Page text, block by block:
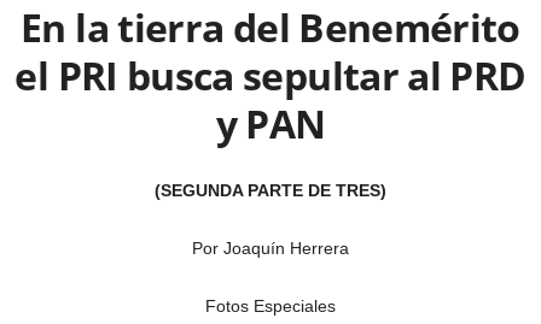
En la tierra del Benemérito
el PRI busca sepultar al PRD
y PAN
(SEGUNDA PARTE DE TRES)
Por Joaquín Herrera
Fotos Especiales